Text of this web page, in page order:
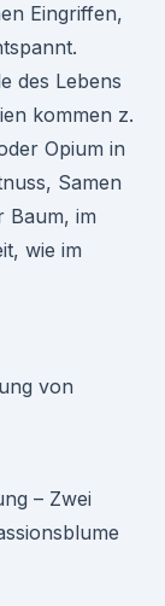
Eingriffen,
des Lebens
kommen z.
Opium in
Samen
Baum, im
wie im
– Zwei